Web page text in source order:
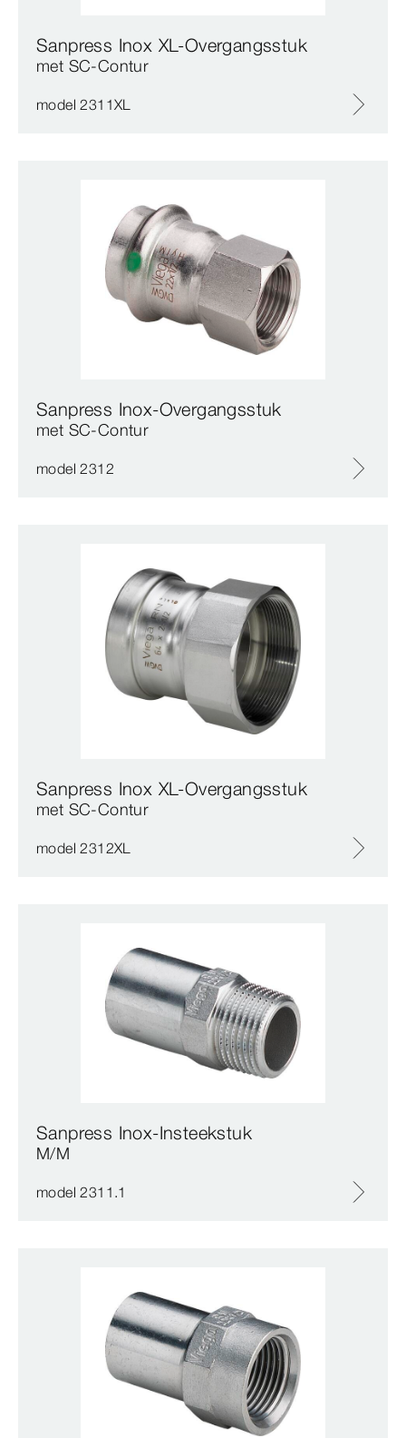
Sanpress Inox XL-Overgangsstuk
met SC‑Contur
model 2311XL
Sanpress Inox-Overgangsstuk
met SC‑Contur
model 2312
Sanpress Inox XL-Overgangsstuk
met SC‑Contur
model 2312XL
Sanpress Inox-Insteekstuk
M/M
model 2311.1